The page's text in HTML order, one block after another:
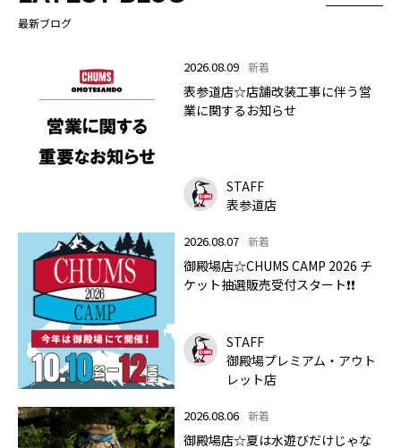
最新ブログ
2026.08.09 新着
表参道店☆店舗改装工事に伴う営
業に関するお知らせ
STAFF
表参道店
2026.08.07 新着
御殿場店☆CHUMS CAMP 2026 チ
ケット抽選販売受付スタート❗❗
STAFF
御殿場プレミアム・アウト
レット店
2026.08.06 新着
御殿場店☆夏は水遊びだけじゃな